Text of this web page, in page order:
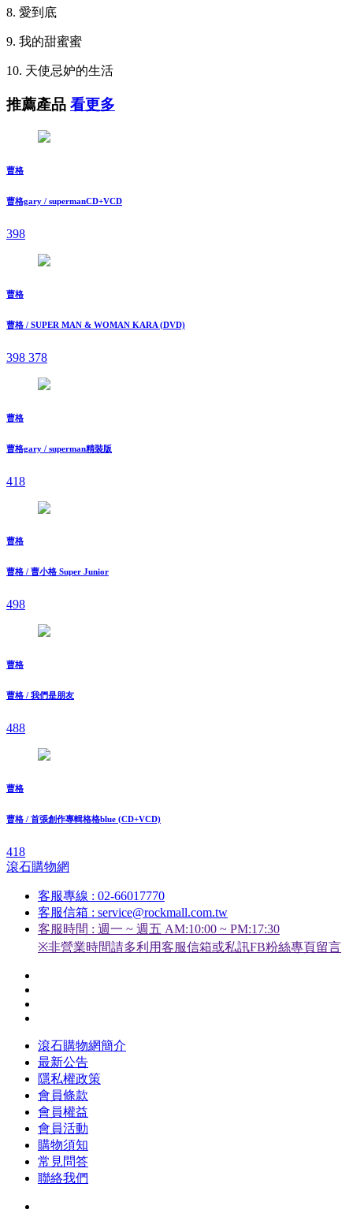
8. 愛到底
9. 我的甜蜜蜜
10. 天使忌妒的生活
推薦產品 看更多
曹格
曹格gary / supermanCD+VCD
398
曹格
曹格 / SUPER MAN & WOMAN KARA (DVD)
398 378
曹格
曹格gary / superman精裝版
418
曹格
曹格 / 曹小格 Super Junior
498
曹格
曹格 / 我們是朋友
488
曹格
曹格 / 首張創作專輯格格blue (CD+VCD)
418
滾石購物網
客服專線 : 02-66017770
客服信箱 : service@rockmall.com.tw
客服時間 : 週一 ~ 週五 AM:10:00 ~ PM:17:30
※非營業時間請多利用客服信箱或私訊FB粉絲專頁留言
滾石購物網簡介
最新公告
隱私權政策
會員條款
會員權益
會員活動
購物須知
常見問答
聯絡我們